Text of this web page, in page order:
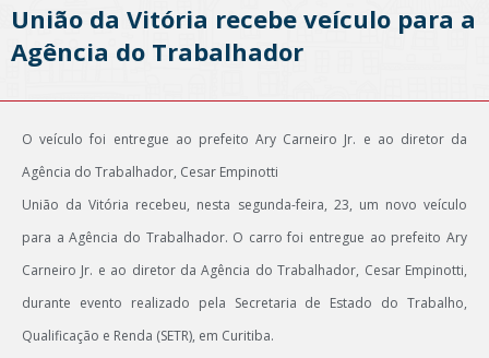
União da Vitória recebe veículo para a
Agência do Trabalhador
O veículo foi entregue ao prefeito Ary Carneiro Jr. e ao diretor da
Agência do Trabalhador, Cesar Empinotti
União da Vitória recebeu, nesta segunda-feira, 23, um novo veículo
para a Agência do Trabalhador. O carro foi entregue ao prefeito Ary
Carneiro Jr. e ao diretor da Agência do Trabalhador, Cesar Empinotti,
durante evento realizado pela Secretaria de Estado do Trabalho,
Qualificação e Renda (SETR), em Curitiba.